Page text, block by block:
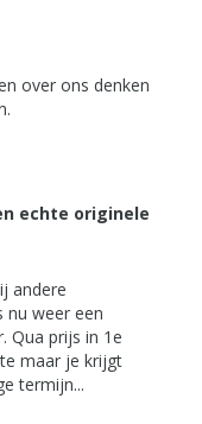
over ons denken
echte originele
andere
nu weer een
Qua prijs in 1e
maar je krijgt
termijn...